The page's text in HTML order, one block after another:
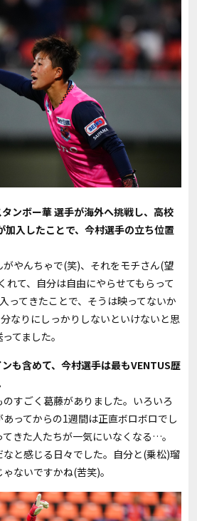
ンボー華 選手が海外へ挑戦し、高校
加入したことで、今村選手の立ち位置
やんちゃで(笑)、それをモチさん(望
れて、自分は自由にやらせてもらって
ってきたことで、そうは映ってないか
なりにしっかりしないといけないと思
てました。
も含めて、今村選手は最もVENTUS歴
すごく葛藤がありました。いろいろ
ってからの1週間は正直ボロボロでし
きた人たちが一気にいなくなる…。
と感じる日々でした。自分と(乗松)瑠
ないですかね(苦笑)。